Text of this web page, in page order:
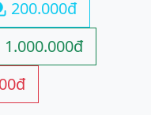
200.000đ
1.000.000đ